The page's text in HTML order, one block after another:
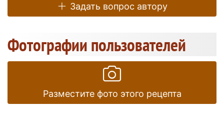
Задать вопрос автору
Фотографии пользователей
Разместите фото этого рецепта